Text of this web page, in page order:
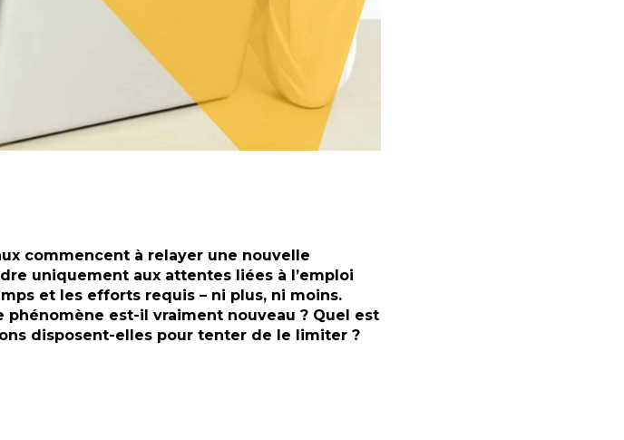
commencent à relayer une nouvelle
uniquement aux attentes liées à l’emploi
et les efforts requis – ni plus, ni moins.
est-il vraiment nouveau ? Quel est
disposent-elles pour tenter de le limiter ?